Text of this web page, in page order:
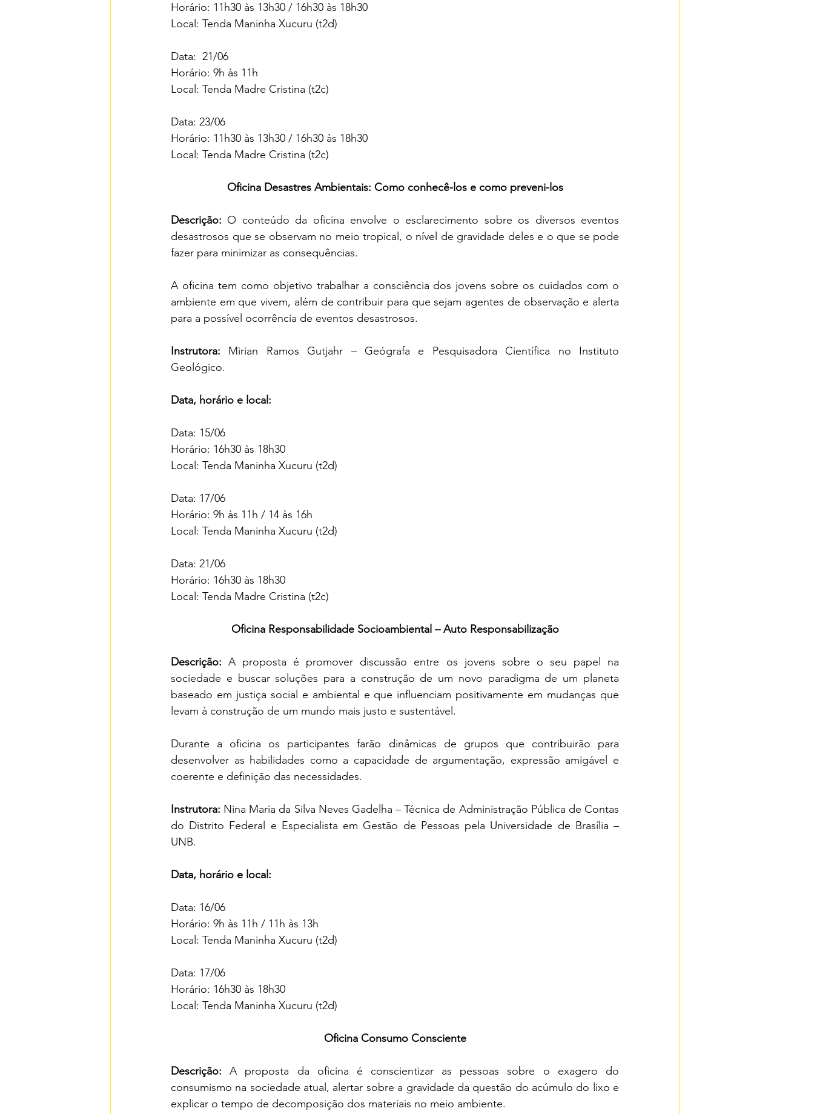
Horário: 11h30 às 13h30 / 16h30 às 18h30
Local: Tenda Maninha Xucuru (t2d)
Data:  21/06
Horário: 9h às 11h
Local: Tenda Madre Cristina (t2c)
Data: 23/06
Horário: 11h30 às 13h30 / 16h30 às 18h30
Local: Tenda Madre Cristina (t2c)
Oficina Desastres Ambientais: Como conhecê-los e como preveni-los
Descrição: O conteúdo da oficina envolve o esclarecimento sobre os diversos eventos
desastrosos que se observam no meio tropical, o nível de gravidade deles e o que se pode
fazer para minimizar as consequências.
A oficina tem como objetivo trabalhar a consciência dos jovens sobre os cuidados com o
ambiente em que vivem, além de contribuir para que sejam agentes de observação e alerta
para a possível ocorrência de eventos desastrosos.
Instrutora: Mirian Ramos Gutjahr – Geógrafa e Pesquisadora Científica no Instituto
Geológico.
Data, horário e local:
Data: 15/06
Horário: 16h30 às 18h30
Local: Tenda Maninha Xucuru (t2d)
Data: 17/06
Horário: 9h às 11h / 14 às 16h
Local: Tenda Maninha Xucuru (t2d)
Data: 21/06
Horário: 16h30 às 18h30
Local: Tenda Madre Cristina (t2c)
Oficina Responsabilidade Socioambiental – Auto Responsabilização
Descrição: A proposta é promover discussão entre os jovens sobre o seu papel na
sociedade e buscar soluções para a construção de um novo paradigma de um planeta
baseado em justiça social e ambiental e que influenciam positivamente em mudanças que
levam à construção de um mundo mais justo e sustentável.
Durante a oficina os participantes farão dinâmicas de grupos que contribuirão para
desenvolver as habilidades como a capacidade de argumentação, expressão amigável e
coerente e definição das necessidades.
Instrutora: Nina Maria da Silva Neves Gadelha – Técnica de Administração Pública de Contas
do Distrito Federal e Especialista em Gestão de Pessoas pela Universidade de Brasília –
UNB.
Data, horário e local:
Data: 16/06
Horário: 9h às 11h / 11h às 13h
Local: Tenda Maninha Xucuru (t2d)
Data: 17/06
Horário: 16h30 às 18h30
Local: Tenda Maninha Xucuru (t2d)
Oficina Consumo Consciente
Descrição: A proposta da oficina é conscientizar as pessoas sobre o exagero do
consumismo na sociedade atual, alertar sobre a gravidade da questão do acúmulo do lixo e
explicar o tempo de decomposição dos materiais no meio ambiente.